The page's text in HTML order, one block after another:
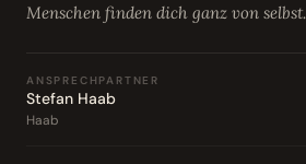
Menschen finden dich ganz von selbst.
ANSPRECHPARTNER
Stefan Haab
Haab